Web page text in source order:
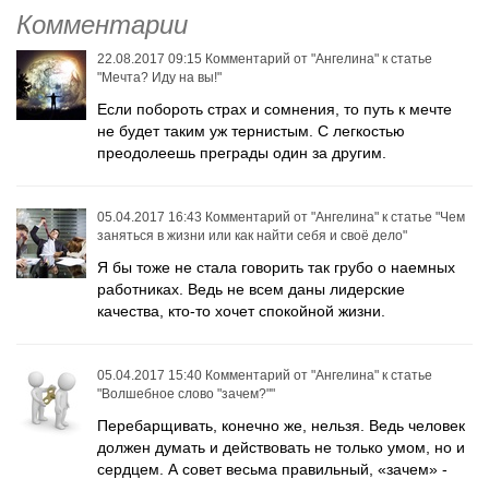
Комментарии
22.08.2017 09:15 Комментарий от "Ангелина" к статье
"Мечта? Иду на вы!"
Если побороть страх и сомнения, то путь к мечте
не будет таким уж тернистым. С легкостью
преодолеешь преграды один за другим.
05.04.2017 16:43 Комментарий от "Ангелина" к статье "Чем
заняться в жизни или как найти себя и своё дело"
Я бы тоже не стала говорить так грубо о наемных
работниках. Ведь не всем даны лидерские
качества, кто-то хочет спокойной жизни.
05.04.2017 15:40 Комментарий от "Ангелина" к статье
"Волшебное слово "зачем?""
Перебарщивать, конечно же, нельзя. Ведь человек
должен думать и действовать не только умом, но и
сердцем. А совет весьма правильный, «зачем» -